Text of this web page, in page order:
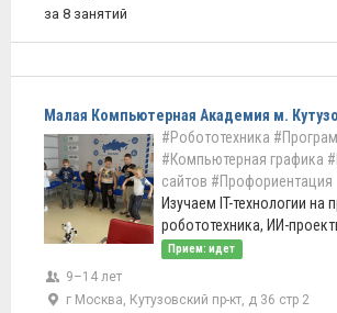
за 8 занятий
Малая Компьютерная Академия м.
#Робототехника
#Компьютерная графика
сайтов #Профориентация
Изучаем IT-технологии на
робототехника, ИИ-
Прием: идет
9–14 лет
г Москва, Кутузовский пр-кт, д 36 стр 2